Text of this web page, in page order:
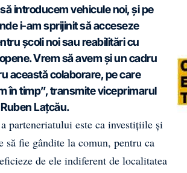
introducem vehicule noi, și pe
i-am sprijinit să acceseze
școli noi sau reabilitări cu
Vrem să avem și un cadru
această colaborare, pe care
în timp”, transmite viceprimarul
Lațcău.
parteneriatului este ca investițiile și
să fie gândite la comun, pentru ca
de ele indiferent de localitatea